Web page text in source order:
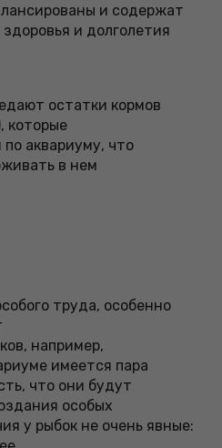
и содержат
и долголетия
остатки кормов
которые
аквариуму, что
в нем
труда, особенно
например,
имеется пара
что они будут
особых
у рыбок не очень явные: